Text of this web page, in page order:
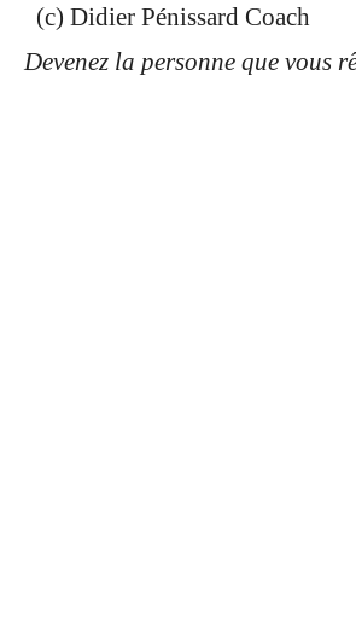
(c) Didier Pénissard Coach
Devenez la personne que vous